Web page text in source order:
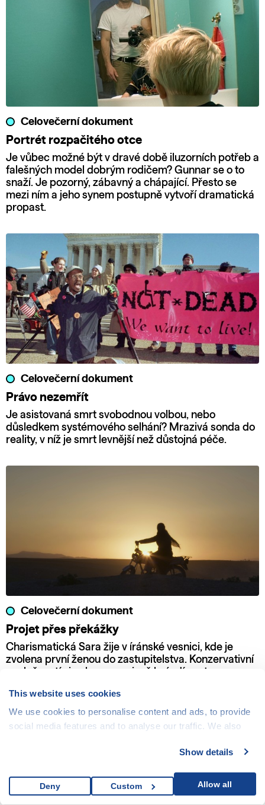
This website uses cookies
We use cookies to personalise content and ads, to provide
social media features and to analyse our traffic. We also
media, advertising and analytics partners who may
them or that they’ve collected from your use of their
services.
Show details
Allow all
Custom
Deny
Celovečerní dokument
Portrét rozpačitého otce
Je vůbec možné být v dravé době iluzorních potřeb a
falešných model dobrým rodičem? Gunnar se o to
snaží. Je pozorný, zábavný a chápající. Přesto se
mezi ním a jeho synem postupně vytvoří dramatická
propast.
Celovečerní dokument
Právo nezemřít
Je asistovaná smrt svobodnou volbou, nebo
důsledkem systémového selhání? Mrazivá sonda do
reality, v níž je smrt levnější než důstojná péče.
Celovečerní dokument
Projet přes překážky
Charismatická Sara žije v íránské vesnici, kde je
zvolena první ženou do zastupitelstva. Konzervativní
společností si nekompromisně brázdí cestu se svou